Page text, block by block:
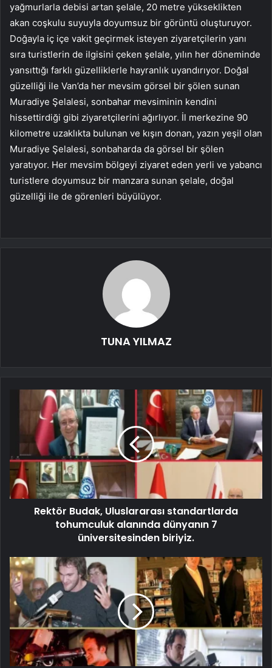
yağmurlarla debisi artan şelale, 20 metre yükseklikten
akan coşkulu suyuyla doyumsuz bir görüntü oluşturuyor.
Doğayla iç içe vakit geçirmek isteyen ziyaretçilerin yanı
sıra turistlerin de ilgisini çeken şelale, yılın her döneminde
yansıttığı farklı güzelliklerle hayranlık uyandırıyor. Doğal
güzelliği ile Van’da her mevsim görsel bir şölen sunan
Muradiye Şelalesi, sonbahar mevsiminin kendini
hissettirdiği gibi ziyaretçilerini ağırlıyor. İl merkezine 90
kilometre uzaklıkta bulunan ve kışın donan, yazın yeşil olan
Muradiye Şelalesi, sonbaharda da görsel bir şölen
yaratıyor. Her mevsim bölgeyi ziyaret eden yerli ve yabancı
turistlere doyumsuz bir manzara sunan şelale, doğal
güzelliği ile de görenleri büyülüyor.
TUNA YILMAZ
Rektör Budak, Uluslararası standartlarda
tohumculuk alanında dünyanın 7
üniversitesinden biriyiz.